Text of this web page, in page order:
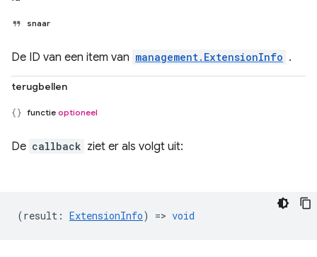
snaar
De ID van een item van management.ExtensionInfo .
terugbellen
functie optioneel
De callback ziet er als volgt uit:
(result : ExtensionInfo) => void